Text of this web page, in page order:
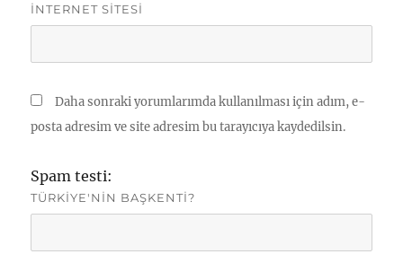
İNTERNET SITESI
Daha sonraki yorumlarımda kullanılması için adım, e-
posta adresim ve site adresim bu tarayıcıya kaydedilsin.
Spam testi:
TÜRKIYE'NIN BAŞKENTI?